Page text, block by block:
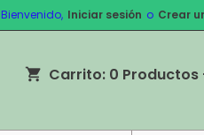
Bienvenido, Iniciar sesión o Crear
shopping_cart Carrito: 0